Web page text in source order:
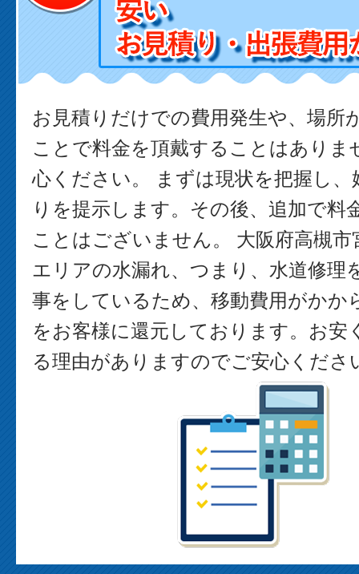
お見積りだけでの費用発生や、場所
ことで料金を頂戴することはありま
心ください。 まずは現状を把握し
りを提示します。その後、追加で料
ことはございません。 大阪府高槻市
エリアの水漏れ、つまり、水道修理
事をしているため、移動費用がかか
をお客様に還元しております。お安
る理由がありますのでご安心くださ